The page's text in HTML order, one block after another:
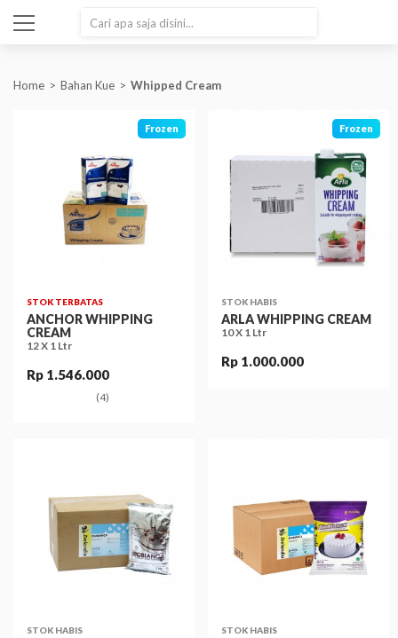
Home Bahan Kue Whipped Cream
Frozen
STOK TERBATAS
ANCHOR WHIPPING
CREAM
12 X 1 Ltr
Rp 1.546.000
(4)
Frozen
STOK HABIS
ARLA WHIPPING CREAM
10 X 1 Ltr
Rp 1.000.000
STOK HABIS STOK HABIS